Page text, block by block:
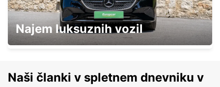
NEUMARKT
NEUMARKT - GERMANY
Najem luksuznih vozil
Naši članki v spletnem dnevniku v